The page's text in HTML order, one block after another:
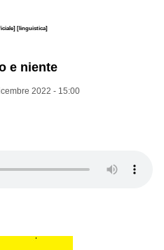
[linguistica]
e niente
2022 - 15:00